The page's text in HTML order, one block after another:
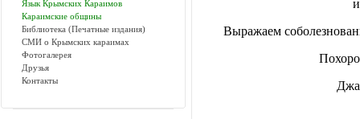
Язык Крымских Караимов
Караимские общины
Библиотека (Печатные издания)
СМИ о Крымских караимах
Фотогалерея
Друзья
Контакты
Выражаем